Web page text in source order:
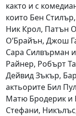
както и с
които Бен
Ник Крол, Патън
О’Брайън, Джош
Сара Силвърман
Райнер, Робърт
Дейвид Зъкър,
актьорите Бил
Матю Бродерик и
Стефани,